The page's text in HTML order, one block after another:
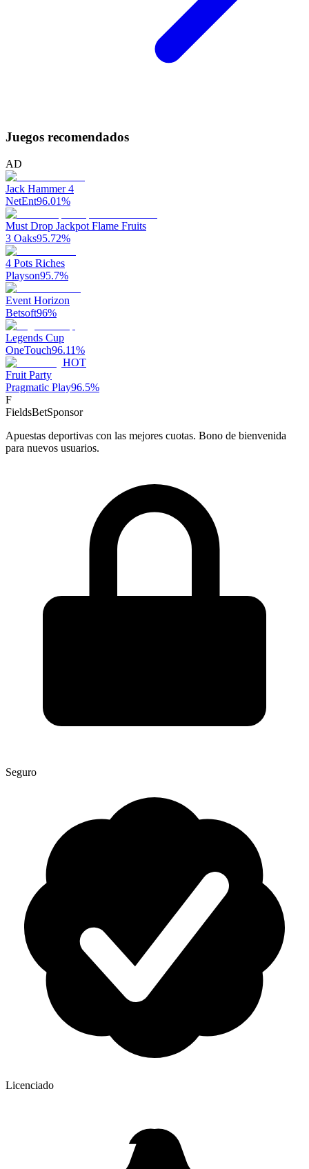
Juegos recomendados
AD
Jack Hammer 4
NetEnt96.01%
Must Drop Jackpot Flame Fruits
3 Oaks95.72%
4 Pots Riches
Playson95.7%
Event Horizon
Betsoft96%
Legends Cup
OneTouch96.11%
HOT
Fruit Party
Pragmatic Play96.5%
F
FieldsBetSponsor
Apuestas deportivas con las mejores cuotas. Bono de bienvenida
para nuevos usuarios.
Seguro
Licenciado